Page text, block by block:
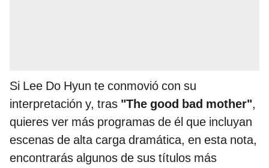
Si Lee Do Hyun te conmovió con su
interpretación y, tras "The good bad mother",
quieres ver más programas de él que incluyan
escenas de alta carga dramática, en esta nota,
encontrarás algunos de sus títulos más